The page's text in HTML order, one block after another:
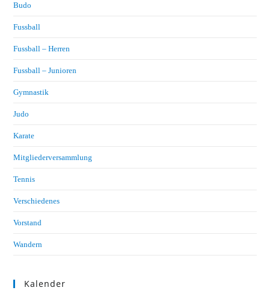
Budo
Fussball
Fussball – Herren
Fussball – Junioren
Gymnastik
Judo
Karate
Mitgliederversammlung
Tennis
Verschiedenes
Vorstand
Wandern
Kalender